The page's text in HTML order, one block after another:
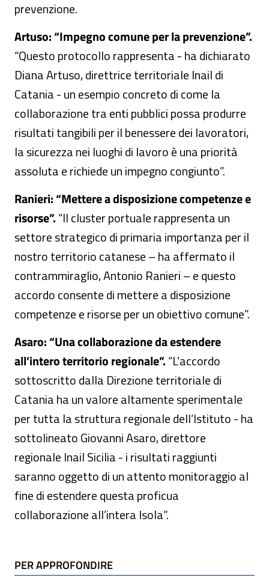
prevenzione.
Artuso: “Impegno comune per la prevenzione”.
“Questo protocollo rappresenta - ha dichiarato
Diana Artuso, direttrice territoriale Inail di
Catania - un esempio concreto di come la
collaborazione tra enti pubblici possa produrre
risultati tangibili per il benessere dei lavoratori,
la sicurezza nei luoghi di lavoro è una priorità
assoluta e richiede un impegno congiunto”.
Ranieri: “Mettere a disposizione competenze e
risorse”.“Il cluster portuale rappresenta un
settore strategico di primaria importanza per il
nostro territorio catanese – ha affermato il
contrammiraglio, Antonio Ranieri – e questo
accordo consente di mettere a disposizione
competenze e risorse per un obiettivo comune”.
Asaro: “Una collaborazione da estendere
all’intero territorio regionale”.“L'accordo
sottoscritto dalla Direzione territoriale di
Catania ha un valore altamente sperimentale
per tutta la struttura regionale dell’Istituto - ha
sottolineato Giovanni Asaro, direttore
regionale Inail Sicilia - i risultati raggiunti
saranno oggetto di un attento monitoraggio al
fine di estendere questa proficua
collaborazione all’intera Isola”.
TI POTREBBE INTERESSARE
PER APPROFONDIRE